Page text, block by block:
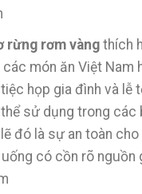
rừng rơm vàngthích
món ăn Việt Nam
họp gia đình và lễ
sử dụng trong các
đó là sự an toàn
có cồn rõ nguồn